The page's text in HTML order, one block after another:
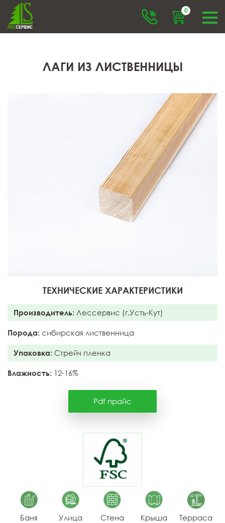
0
ЛАГИ ИЗ ЛИСТВЕННИЦЫ
ТЕХНИЧЕСКИЕ ХАРАКТЕРИСТИКИ
Производитель: Лессервис (г.Усть-Кут)
Порода: сибирская лиственница
Упаковка: Стрейч пленка
Влажность: 12-16%
Pdf прайс
Баня Улица Стена Крыша Терраса